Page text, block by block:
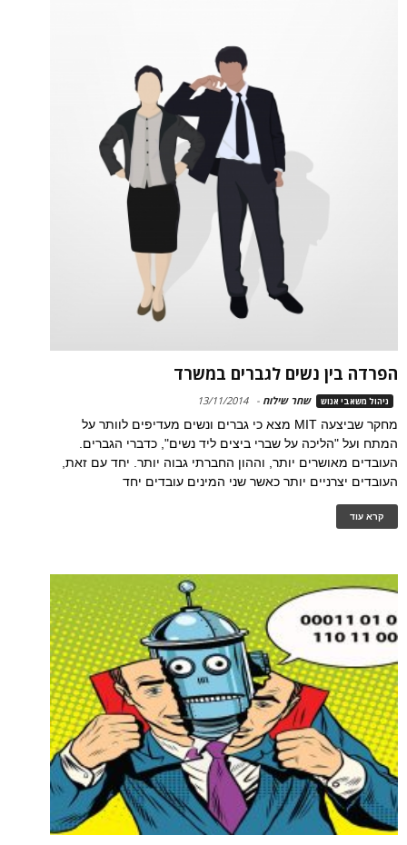
הפרדה בין נשים לגברים במשרד
ניהול משאבי אנוש שחר שילוח -
13/11/2014
מחקר שביצעה MIT מצא כי גברים ונשים מעדיפים לוותר על
המתח ועל "הליכה על שברי ביצים ליד נשים", כדברי הגברים.
העובדים מאושרים יותר, וההון החברתי גבוה יותר. יחד עם זאת,
העובדים יצרניים יותר כאשר שני המינים עובדים יחד
קרא עוד